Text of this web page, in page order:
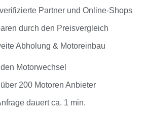
Partner und Online-Shops
durch den Preisvergleich
Abholung & Motoreinbau
Motorwechsel
200 Motoren Anbieter
dauert ca. 1 min.